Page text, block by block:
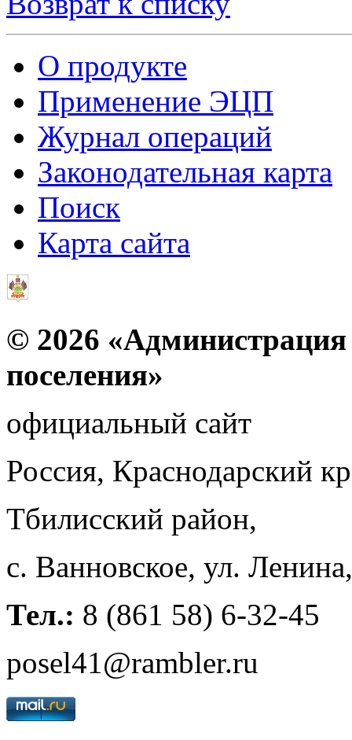
О продукте
Применение ЭЦП
Журнал операций
Законодательная карта
Поиск
Карта сайта
© 2026 «Администрация
поселения»
официальный сайт
Россия, Краснодарский
Тбилисский район,
с. Ванновское, ул.
Тел.: 8 (861 58) 6-32-45
posel41@rambler.ru